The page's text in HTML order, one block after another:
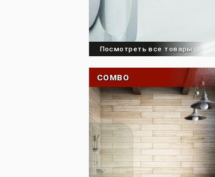
Посмотреть все товары
COMBO